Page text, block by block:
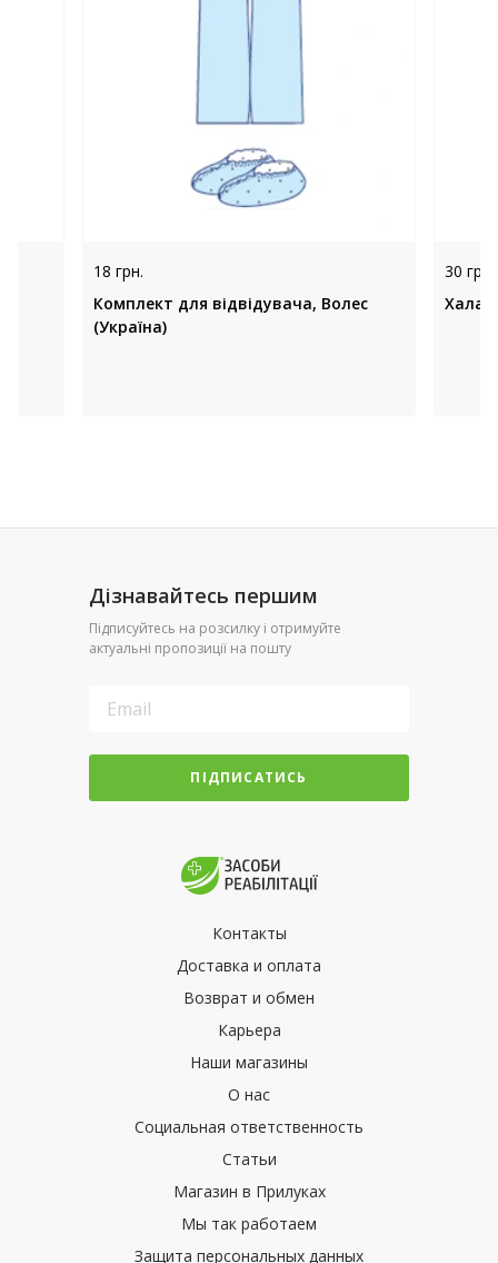
18 грн.
Комплект для відвідувача, Волес
(Україна)
30 грн.
Дізнавайтесь першим
Підписуйтесь на розсилку і отримуйте
актуальні пропозиції на пошту
ПІДПИСАТИСЬ
Контакты
Доставка и оплата
Возврат и обмен
Карьера
Наши магазины
О нас
Социальная ответственность
Статьи
Магазин в Прилуках
Мы так работаем
Защита персональных данных